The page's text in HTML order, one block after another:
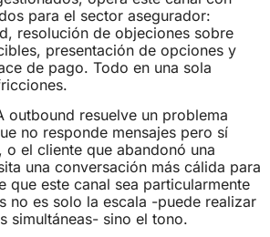
para el sector asegurador:
resolución de objeciones sobre
presentación de opciones y
de pago. Todo en una sola
outbound resuelve un problema
no responde mensajes pero sí
el cliente que abandonó una
una conversación más cálida para
que este canal sea particularmente
no es solo la escala -puede realizar
simultáneas- sino el tono.